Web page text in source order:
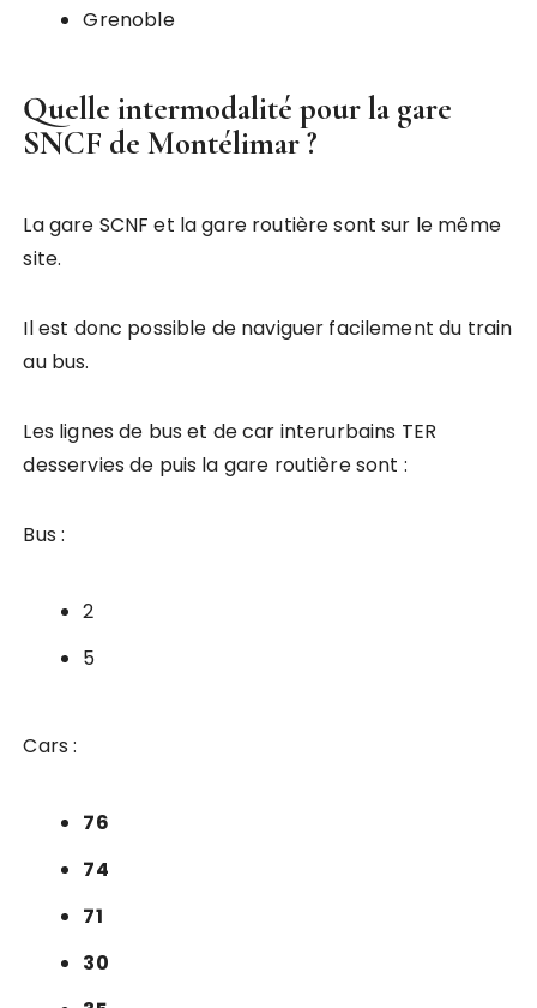
Grenoble
Quelle intermodalité pour la gare
SNCF de Montélimar ?
La gare SCNF et la gare routière sont sur le même
site.
Il est donc possible de naviguer facilement du train
au bus.
Les lignes de bus et de car interurbains TER
desservies de puis la gare routière sont :
Bus :
2
5
Cars :
76
74
71
30